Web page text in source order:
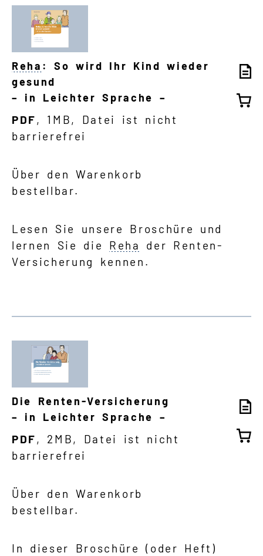
Reha : So wird Ihr Kind wieder
gesund
– in Leichter Sprache –
PDF, 1MB, Datei ist nicht
barrierefrei
Über den Warenkorb
bestellbar.
Lesen Sie unsere Broschüre und
lernen Sie die Reha
der Renten-
Versicherung kennen.
Die Renten-Versicherung
– in Leichter Sprache –
PDF, 2MB, Datei ist nicht
barrierefrei
Über den Warenkorb
bestellbar.
In dieser Broschüre (oder Heft)